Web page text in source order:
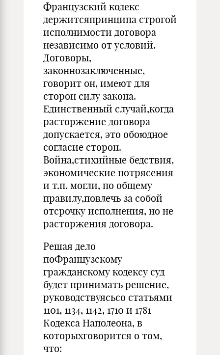
Французский кодекс
держитсяпринципа строгой
исполнимости договора
независимо от условий.
Договоры,
законнозаключенные,
говорит он, имеют для
сторон силу закона.
Единственный случай,когда
расторжение договора
допускается, это обоюдное
согласие сторон.
Война,стихийные бедствия,
экономические потрясения
и т.п. могли, по общему
правилу,повлечь за собой
отсрочку исполнения, но не
расторжения договора.
Решая дело
поФранцузскому
гражданскому кодексу суд
будет принимать решение,
руководствуясьсо статьями
1101, 1134, 1142, 1710 и 1781
Кодекса Наполеона, в
которыхговорится о том,
что: